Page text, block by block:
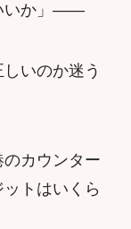
いか」——
いのか迷う
カウンター
トはいくら